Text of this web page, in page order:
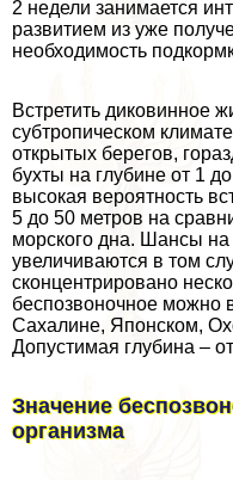
2 недели занимается
развитием из уже
необходимость
Встретить диковинное
субтропическом
открытых берегов,
бухты на глубине от 1
высокая вероятность
5 до 50 метров на
морского дна. Шансы на
увеличиваются в том
сконцентрировано
беспозвоночное можно
Сахалине, Японском,
Допустимая глубина –
Значение
организма